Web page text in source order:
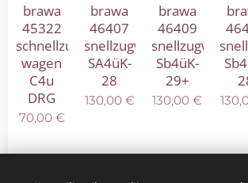
brawa
45322
schnellzug
wagen
C4u
DRG
70,00€
brawa
46407
snellzugwagen
SA4üK-
28
130,00€
brawa
46409
snellzugwagen
Sb4üK-
29+
130,00 €